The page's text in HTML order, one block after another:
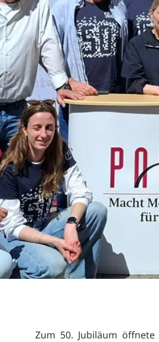
Zum 50. Jubiläum